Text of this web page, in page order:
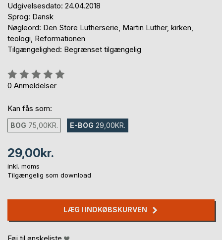
Udgivelsesdato: 24.04.2018
Sprog: Dansk
Nøgleord: Den Store Lutherserie, Martin Luther, kirken,
teologi, Reformationen
Tilgængelighed: Begrænset tilgængelig
Anmeldelse::
0%
0 Anmeldelser
Kan fås som:
BOG 75,00KR. E-BOG 29,00KR.
29,00kr.
inkl. moms
Tilgængelig som download
LÆG I INDKØBSKURVEN
Føj til ønskeliste